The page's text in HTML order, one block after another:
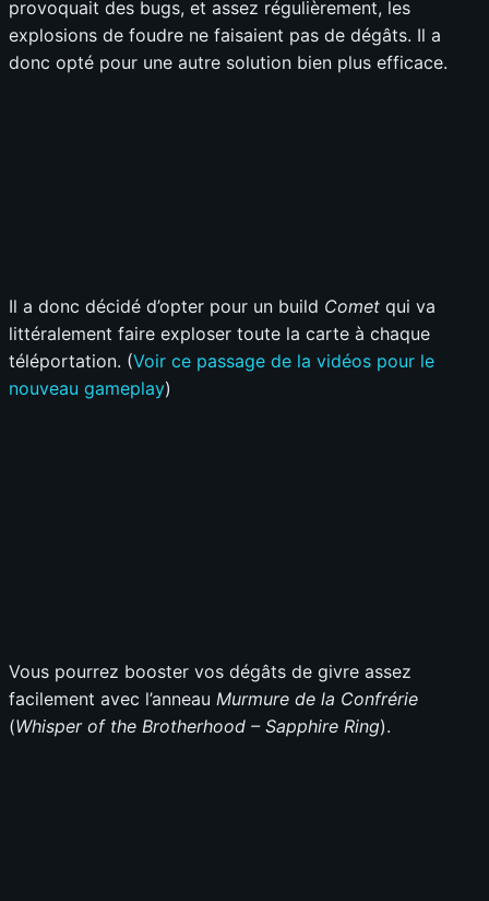
provoquait des bugs, et assez régulièrement, les
explosions de foudre ne faisaient pas de dégâts. Il a
donc opté pour une autre solution bien plus efficace.
Il a donc décidé d’opter pour un build Comet qui va
littéralement faire exploser toute la carte à chaque
téléportation. (Voir ce passage de la vidéos pour le
nouveau gameplay)
Vous pourrez booster vos dégâts de givre assez
facilement avec l’anneau Murmure de la Confrérie
(Whisper of the Brotherhood – Sapphire Ring).